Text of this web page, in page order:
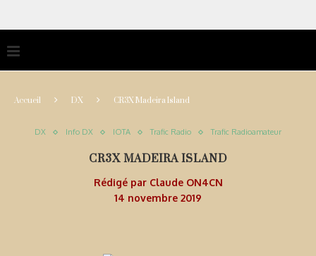
Accueil DX CR3X Madeira Island
DX Info DX IOTA Trafic Radio Trafic Radioamateur
CR3X MADEIRA ISLAND
Rédigé par Claude ON4CN
14 novembre 2019